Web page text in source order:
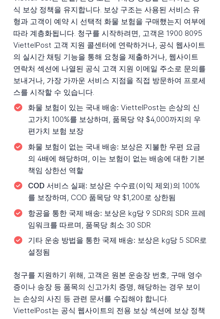
식 보상 정책을 유지합니다. 보상 구조는 사용된 서비스 유
형과 고객이 예약 시 선택적 화물 보험을 구매했는지 여부에
따라 계층화됩니다. 청구를 시작하려면, 고객은 1900 8095
ViettelPost 고객 지원 콜센터에 연락하거나, 공식 웹사이트
의 실시간 채팅 기능을 통해 요청을 제출하거나, 웹사이트
연락처 섹션에 나열된 공식 고객 지원 이메일 주소로 문의를
보내거나, 가장 가까운 서비스 지점을 직접 방문하여 프로세
스를 시작할 수 있습니다.
화물 보험이 있는 국내 배송: ViettelPost는 손상의 신
고가치 100%를 보상하며, 품목당 약 $4,000까지의 우
편가치 보험 보장
화물 보험이 없는 국내 배송: 보상은 지불한 우편 요금
의 4배에 해당하며, 이는 보험이 없는 배송에 대한 기본
책임 상한선 역할
COD 서비스 실패: 보상은 수수료(이익 제외)의 100%
를 보장하며, COD 품목당 약 $1,200로 상한됨
항공을 통한 국제 배송: 보상은 kg당 9 SDR의 SDR 프레
임워크를 따르며, 품목당 최소 30 SDR
기타 운송 방법을 통한 국제 배송: 보상은 kg당 5 SDR로
설정됨
청구를 지원하기 위해, 고객은 원본 운송장 번호, 구매 영수
증이나 송장 등 품목의 신고가치 증명, 해당하는 경우 보이
는 손상의 사진 등 관련 문서를 수집해야 합니다.
ViettelPost는 공식 웹사이트의 전용 보상 섹션에 보상 정책